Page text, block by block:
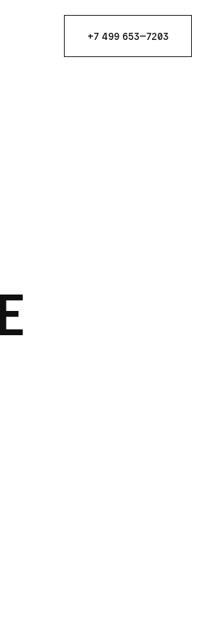
+7 499 653—7203